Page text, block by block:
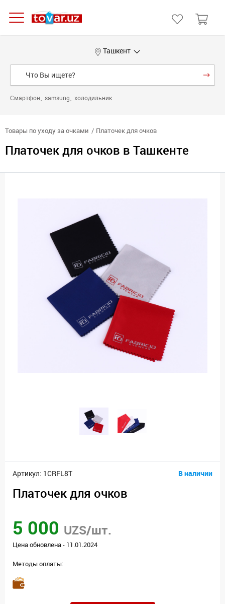
Ташкент
Смартфон samsung холодильник
Товары по уходу за очками Платочек для очков
Платочек для очков в Ташкенте
Артикул: 1CRFL8T В наличии
Платочек для очков
5 000 UZS/шт.
Цена обновлена - 11.01.2024
Методы оплаты: